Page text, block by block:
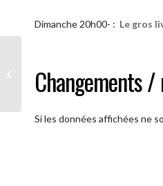
Dimanche 20h00- : Le gros
Changements
Si les données affichées ne
action)